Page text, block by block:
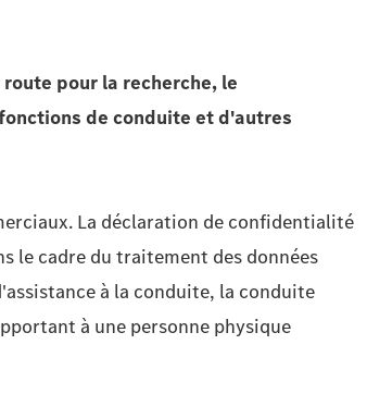
route pour la recherche, le
de conduite et d'autres
La déclaration de confidentialité
le cadre du traitement des données
à la conduite, la conduite
à une personne physique